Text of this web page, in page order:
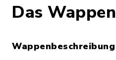
Das Wappen
Wappenbeschreibung